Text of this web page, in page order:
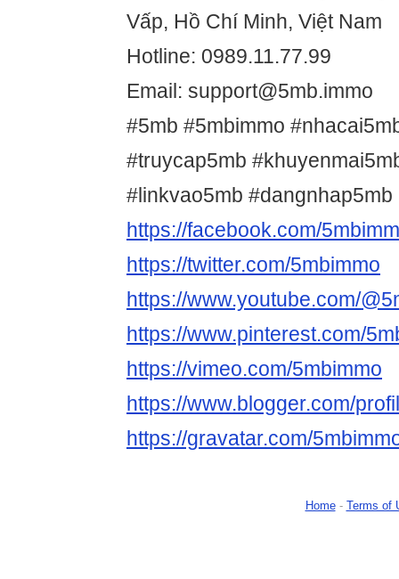
Vấp, Hồ Chí Minh, Việt Nam
Hotline: 0989.11.77.99
Email: support@5mb.immo
#5mb #5mbimmo
#truycap5mb
#linkvao5mb #dangnhap5mb
https://facebook.com/
https://twitter.com/5mbimmo
https://www.youtube.com/
https://www.pinterest.com/
https://vimeo.com/5mbimmo
https://www.blogger.com/
https://gravatar.com/
Home- Terms of